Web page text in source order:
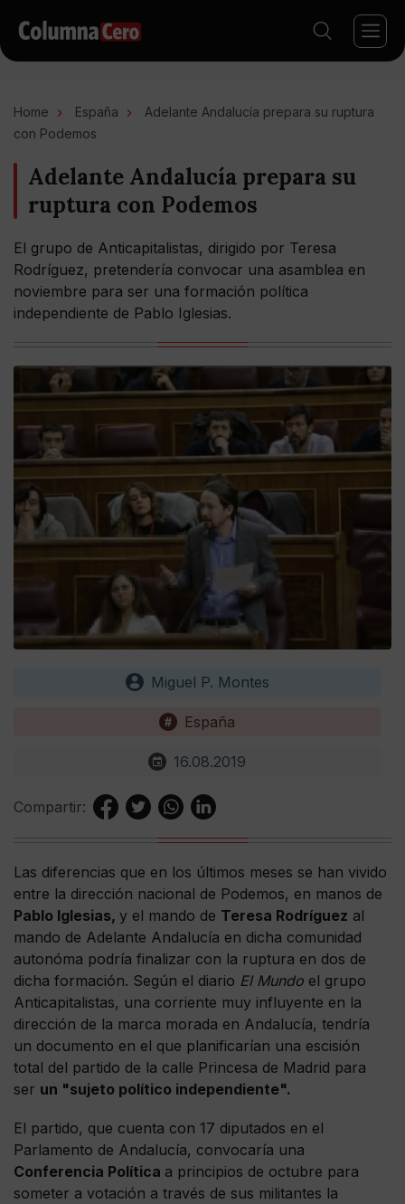
Home España
Adelante Andalucía prepara su ruptura
con Podemos
Adelante Andalucía prepara su
ruptura con Podemos
El grupo de Anticapitalistas, dirigido por Teresa
Rodríguez, pretendería convocar una asamblea en
noviembre para ser una formación política
independiente de Pablo Iglesias.
Miguel P. Montes
España
16.08.2019
Compartir:
Las diferencias que en los últimos meses se han vivido
entre la dirección nacional de Podemos, en manos de
Pablo Iglesias, y el mando de Teresa Rodríguez al
mando de Adelante Andalucía en dicha comunidad
autonóma podría finalizar con la ruptura en dos de
dicha formación. Según el diario El Mundo el grupo
Anticapitalistas, una corriente muy influyente en la
dirección de la marca morada en Andalucía, tendría
un documento en el que planificarían una escisión
total del partido de la calle Princesa de Madrid para
ser un "sujeto político independiente".
El partido, que cuenta con 17 diputados en el
Parlamento de Andalucía, convocaría una
Conferencia Política a principios de octubre para
someter a votación a través de sus militantes la